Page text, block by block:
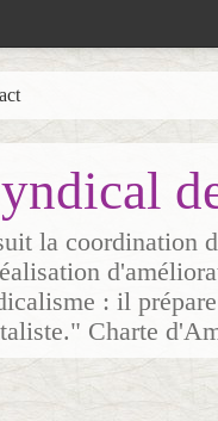
la coordination
: il
Charte